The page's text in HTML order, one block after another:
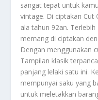
sangat tepat untuk
vintage. Di ciptakan Cut
ala tahun 92an.
memang di ciptakan
Dengan menggunakan
Tampilan klasik
panjang lelaki satu ini.
mempunyai saku yang
untuk meletakkan